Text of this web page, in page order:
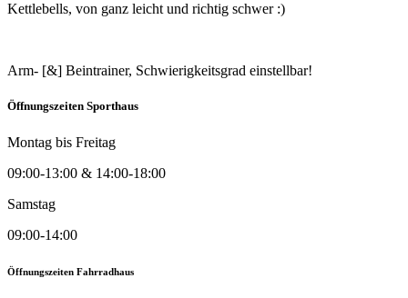
Kettlebells, von ganz leicht und richtig schwer :)
Arm- [&] Beintrainer, Schwierigkeitsgrad einstellbar!
Öffnungszeiten Sporthaus
Montag bis Freitag
09:00-13:00 & 14:00-18:00
Samstag
09:00-14:00
Öffnungszeiten Fahrradhaus